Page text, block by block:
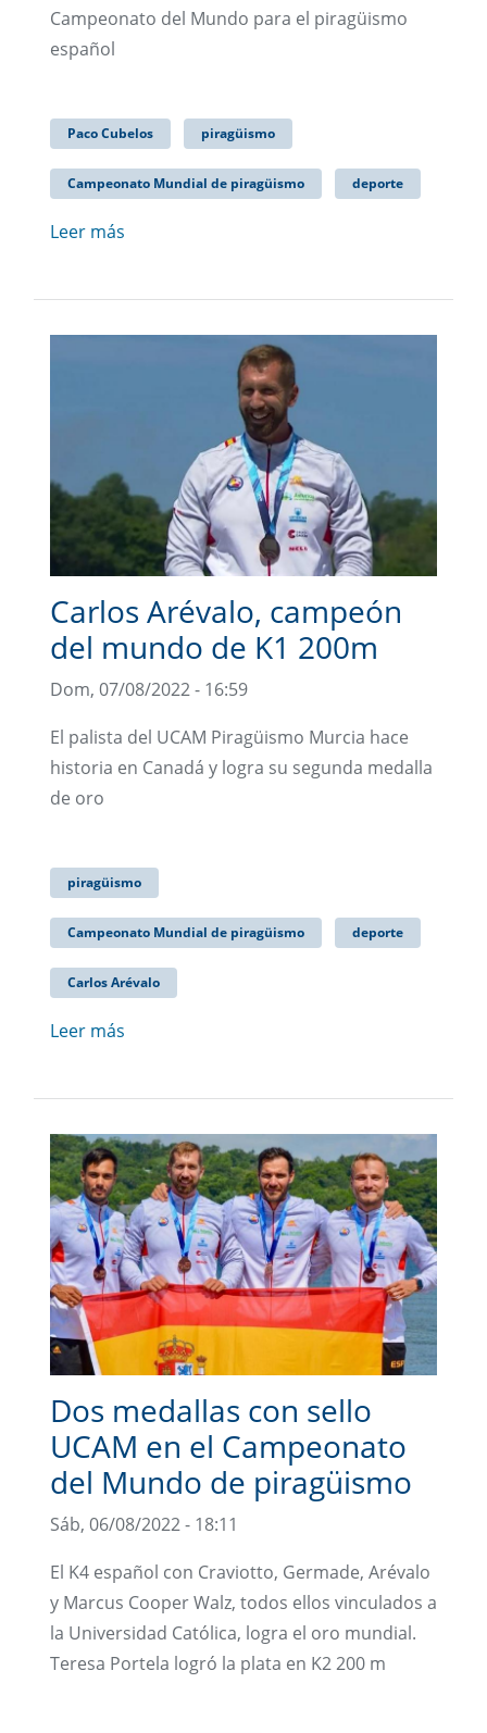
Campeonato del Mundo para el piragüismo
español
Paco Cubelos piragüismo
Campeonato Mundial de piragüismo deporte
Leer más
Carlos Arévalo, campeón
del mundo de K1 200m
Dom, 07/08/2022 - 16:59
El palista del UCAM Piragüismo Murcia hace
historia en Canadá y logra su segunda medalla
de oro
piragüismo
Campeonato Mundial de piragüismo deporte
Carlos Arévalo
Leer más
Dos medallas con sello
UCAM en el Campeonato
del Mundo de piragüismo
Sáb, 06/08/2022 - 18:11
El K4 español con Craviotto, Germade, Arévalo
y Marcus Cooper Walz, todos ellos vinculados a
la Universidad Católica, logra el oro mundial.
Teresa Portela logró la plata en K2 200 m